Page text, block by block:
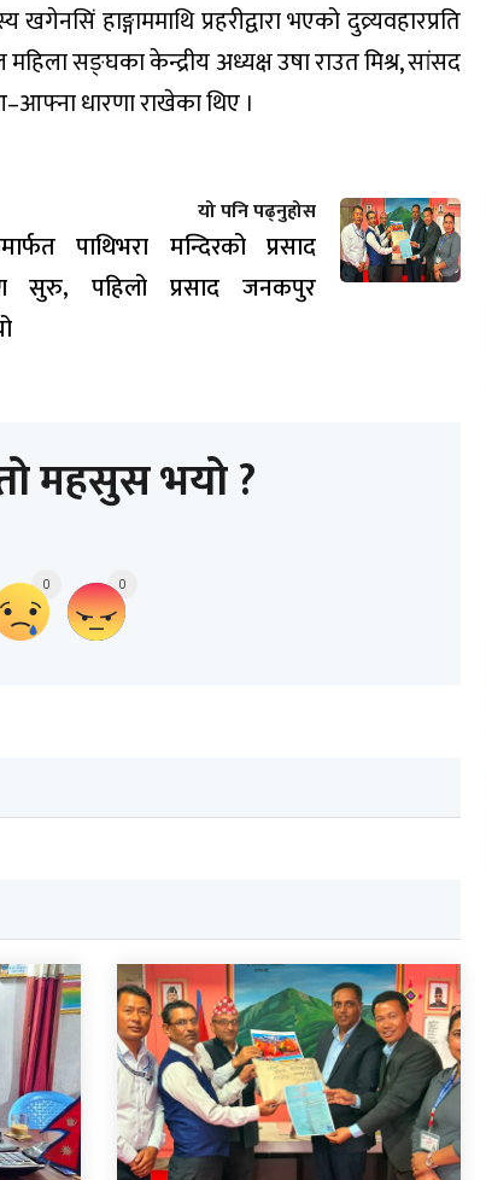
हाङ्गाममाथि प्रहरीद्वारा भएको दुव्र्यवहारप्रति
सङ्घका केन्द्रीय अध्यक्ष उषा राउत मिश्र, सांसद
धारणा राखेका थिए ।
यो पनि पढ्नुहोस
पाथिभरा मन्दिरको प्रसाद
सुरु, पहिलो प्रसाद जनकपुर
महसुस भयो ?
0 0